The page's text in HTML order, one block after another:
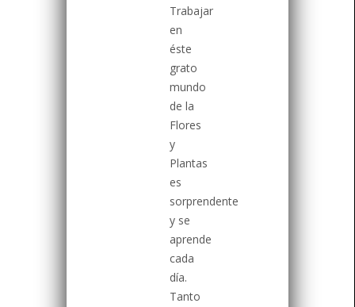
Trabajar
en
éste
grato
mundo
de la
Flores
y
Plantas
es
sorprendente
y se
aprende
cada
día.
Tanto